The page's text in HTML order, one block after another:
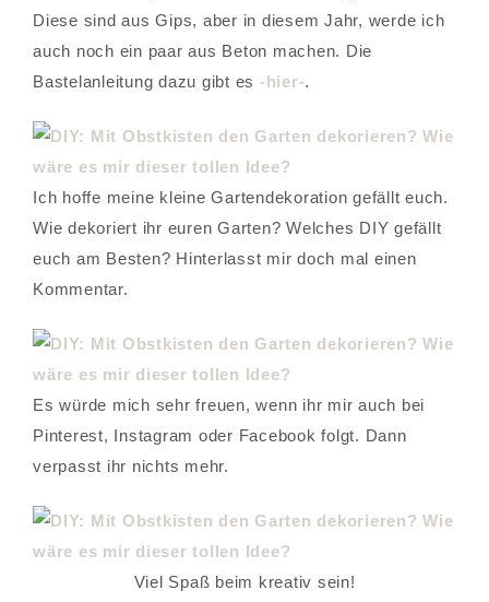
Diese sind aus Gips, aber in diesem Jahr, werde ich
auch noch ein paar aus Beton machen. Die
Bastelanleitung dazu gibt es -hier-.
Ich hoffe meine kleine Gartendekoration gefällt euch.
Wie dekoriert ihr euren Garten? Welches DIY gefällt
euch am Besten? Hinterlasst mir doch mal einen
Kommentar.
Es würde mich sehr freuen, wenn ihr mir auch bei
Pinterest, Instagram oder Facebook folgt. Dann
verpasst ihr nichts mehr.
Viel Spaß beim kreativ sein!